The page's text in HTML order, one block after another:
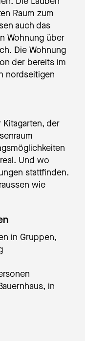
Raum zum
auch das
Wohnung über
Die Wohnung
der bereits im
nordseitigen
Kitagarten, der
Und wo
stattfinden.
wie
in Gruppen,
in